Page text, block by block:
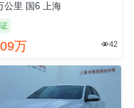
公里 国6 上海
万 42